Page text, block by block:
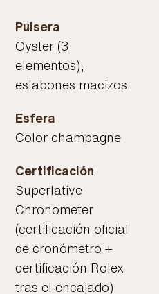
Pulsera
Oyster (3
elementos),
eslabones macizos
Esfera
Color champagne
Certificación
Superlative
Chronometer
(certificación oficial
de cronómetro +
certificación Rolex
tras el encajado)